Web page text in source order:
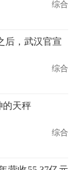
综合
后，武汉官宣
综合
的天秤
综合